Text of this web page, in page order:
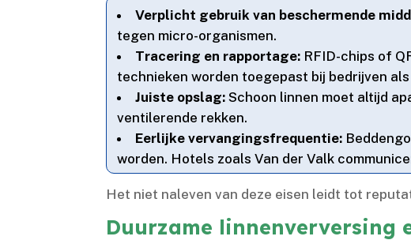
Verplicht gebruik van beschermende
tegen micro-organismen.​
Tracering en rapportage: RFID-chips of
technieken worden toegepast bij bedrijven
Juiste opslag: Schoon linnen moet altijd
ventilerende rekken.​
Eerlijke vervangingsfrequentie:
worden.​ Hotels zoals Van der Valk
Het niet naleven van deze eisen leidt tot
Duurzame linnenverversing